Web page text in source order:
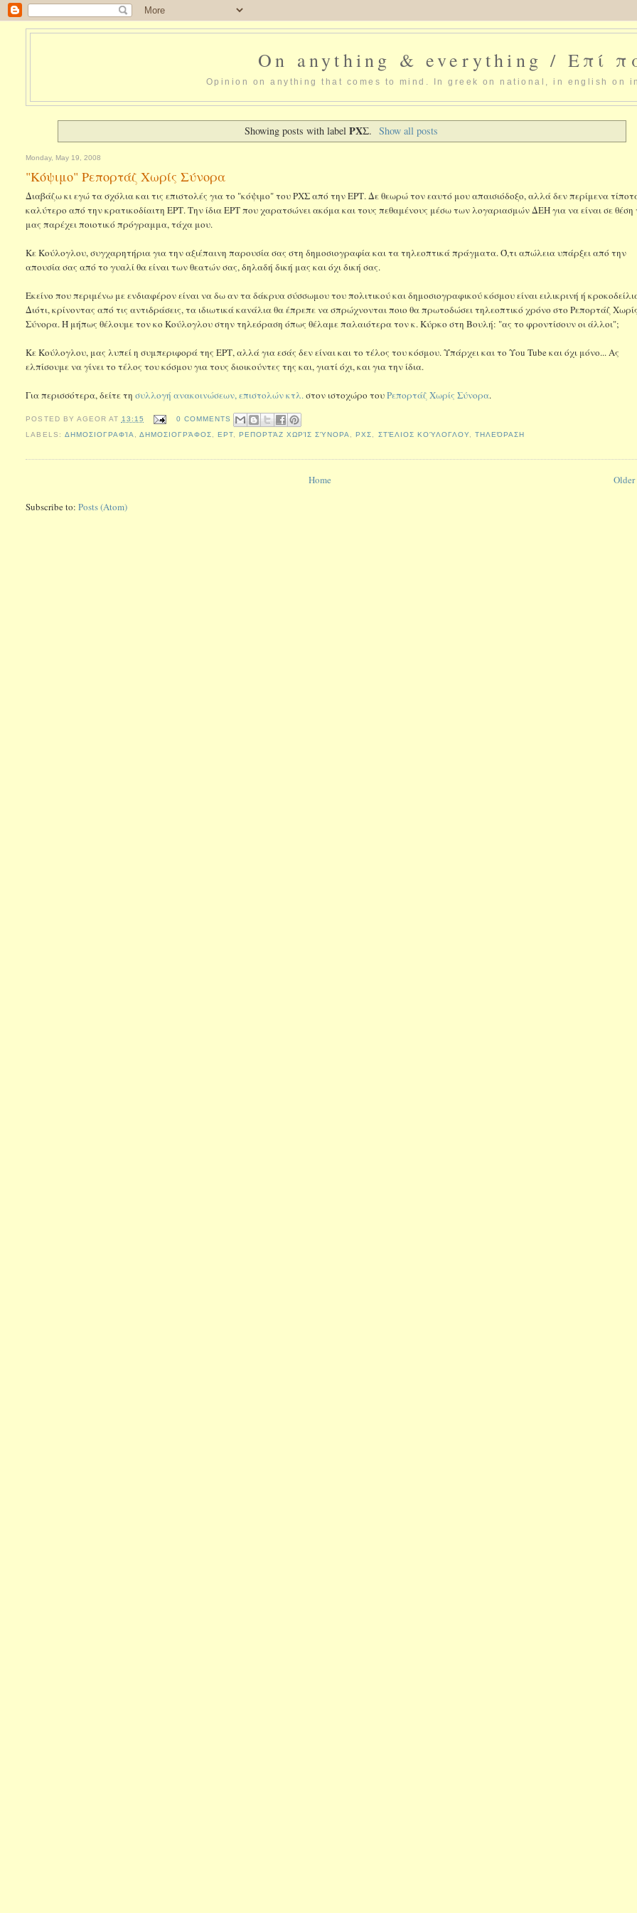
On anything & everything / Επί
Opinion on anything that comes to mind. In greek on national, in english on
Showing posts with labelΡΧΣ. Show all posts
Monday, May 19, 2008
"Κόψιμο" Ρεπορτάζ Χωρίς Σύνορα
Διαβάζω κι εγώ τα σχόλια και τις επιστολές για το "κόψιμο" του ΡΧΣ από την ΕΡΤ. Δε θεωρώ τον εαυτό μου απαισιόδοξο, αλλά δεν περίμενα
καλύτερο από την κρατικοδίαιτη ΕΡΤ. Την ίδια ΕΡΤ που χαρατσώνει ακόμα και τους πεθαμένους μέσω των λογαριασμών ΔΕΗ για να είναι σε θέση
μας παρέχει ποιοτικό πρόγραμμα, τάχα μου.
Κε Κούλογλου, συγχαρητήρια για την αξιέπαινη παρουσία σας στη δημοσιογραφία και τα τηλεοπτικά πράγματα. Ό,τι απώλεια υπάρξει από την
απουσία σας από το γυαλί θα είναι των θεατών σας, δηλαδή δική μας και όχι δική σας.
Εκείνο που περιμένω με ενδιαφέρον είναι να δω αν τα δάκρυα σύσσωμου του πολιτικού και δημοσιογραφικού κόσμου είναι ειλικρινή ή
Διότι, κρίνοντας από τις αντιδράσεις, τα ιδιωτικά κανάλια θα έπρεπε να σπρώχνονται ποιο θα πρωτοδώσει τηλεοπτικό χρόνο στο Ρεπορτάζ Χωρίς
Σύνορα. Ή μήπως θέλουμε τον κο Κούλογλου στην τηλεόραση όπως θέλαμε παλαιότερα τον κ. Κύρκο στη Βουλή: "ας το φροντίσουν οι άλλοι";
Κε Κούλογλου, μας λυπεί η συμπεριφορά της ΕΡΤ, αλλά για εσάς δεν είναι και το τέλος του κόσμου. Υπάρχει και το Υou Tube και όχι μόνο... Ας
ελπίσουμε να γίνει το τέλος του κόσμου για τους διοικούντες της και, γιατί όχι, και για την ίδια.
Για περισσότερα, δείτε τησυλλογή ανακοινώσεων, επιστολών κτλ.στον ιστοχώρο τουΡεπορτάζ Χωρίς Σύνορα.
POSTED BY AGEOR AT 13:15
0 COMMENTS
LABELS: ΔΗΜΟΣΙΟΓΡΑΦΊΑ ΔΗΜΟΣΙΟΓΡΆΦΟΣ ,ΕΡΤ ,ΡΕΠΟΡΤΆΖ ΧΩΡΊΣ ΣΎΝΟΡΑ ,ΡΧΣ ΣΤΈΛΙΟΣ ΚΟΎΛΟΓΛΟΥ, ΤΗΛΕΌΡΑΣΗ
Older
Home
Subscribe to:Posts (Atom)